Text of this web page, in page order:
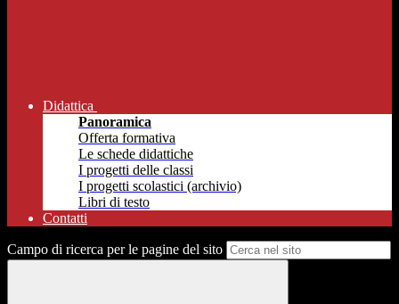
Didattica
Panoramica
Offerta formativa
Le schede didattiche
I progetti delle classi
I progetti scolastici (archivio)
Libri di testo
Contatti
Campo di ricerca per le pagine del sito